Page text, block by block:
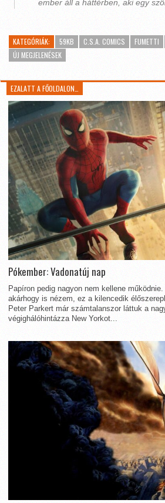
ember áll a háttérben, aki egy
KATEGÓRIÁK: 59KB C.S.A. COMICS FUMETTI
ÚJ MEGJELENÉSEK
EZALATT A FŐOLDALON…
Pókember: Vadonatúj nap
Papíron pedig nagyon nem kellene
akárhogy is nézem, ez a kilencedik
Peter Parkert már számtalanszor láttuk a
végighálóhintázza New Yorkot...